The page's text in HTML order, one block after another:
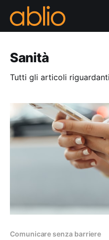
Sanità
Tutti gli articoli
Comunicare senza barriere